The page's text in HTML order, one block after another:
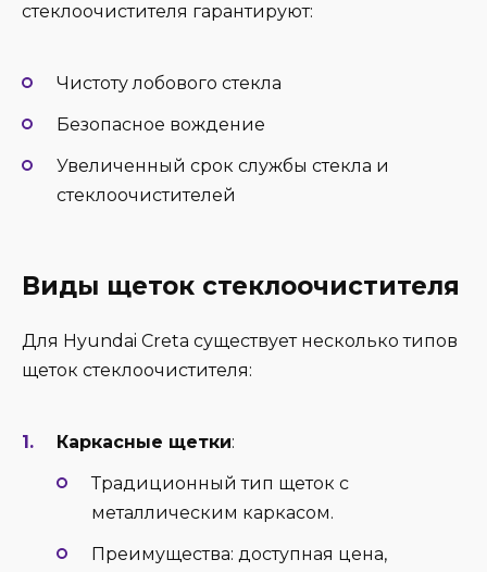
стеклоочистителя гарантируют:
Чистоту лобового стекла
Безопасное вождение
Увеличенный срок службы стекла и
стеклоочистителей
Виды щеток стеклоочистителя
Для Hyundai Creta существует несколько типов
щеток стеклоочистителя:
Каркасные щетки:
Традиционный тип щеток с
металлическим каркасом.
Преимущества: доступная цена,